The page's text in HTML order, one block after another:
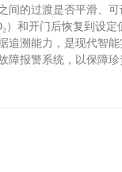
的过渡是否平滑、可
和开门后恢复到设定
溯能力，是现代智能
报警系统，以保障珍